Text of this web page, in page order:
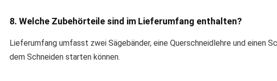
8. Welche Zubehörteile sind im Lieferumfang enthalten?
Lieferumfang umfasst zwei Sägebänder, eine Querschneidlehre und einen
dem Schneiden starten können.